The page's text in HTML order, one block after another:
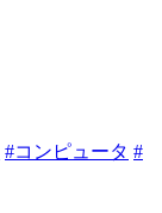
#コンピュータ #